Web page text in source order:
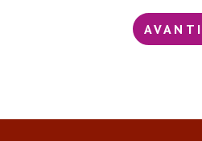
AVANTI